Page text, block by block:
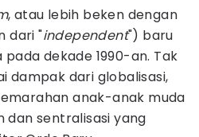
, atau lebih beken dengan
dari "independent") baru
dekade 1990-an. Tak
dampak dari globalisasi,
anak-anak muda
sentralisasi yang